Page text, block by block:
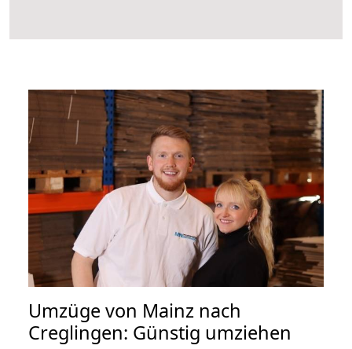
Umzüge von Mainz nach
Creglingen: Günstig umziehen